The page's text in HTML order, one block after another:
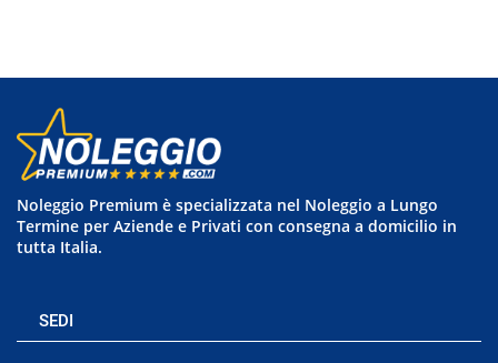
A Modena al numero: 059-363473
A Reggio Emilia al numero: 0522-934112
Noleggio Premium è specializzata nel Noleggio a Lungo
Termine per Aziende e Privati con consegna a domicilio in
tutta Italia.
SEDI